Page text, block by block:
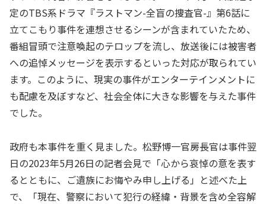
定のTBS系ドラマ『ラストマン-全盲の捜査官-』第6話に
立てこもり事件を連想させるシーンが含まれていたため、
番組冒頭で注意喚起のテロップを流し、放送後には被害者
への追悼メッセージを表示するといった対応が取られてい
ます。このように、現実の事件がエンターテインメントに
も配慮を及ぼすなど、社会全体に大きな影響を与えた事件
でした。
政府も本事件を重く見ました。松野博一官房長官は事件翌
日の2023年5月26日の記者会見で「心から哀悼の意を表す
るとともに、ご遺族にお悔やみ申し上げる」と述べた上
で、「現在、警察において犯行の経緯・背景を含め全容解